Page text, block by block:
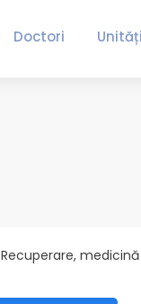
Doctori
Recuperare,